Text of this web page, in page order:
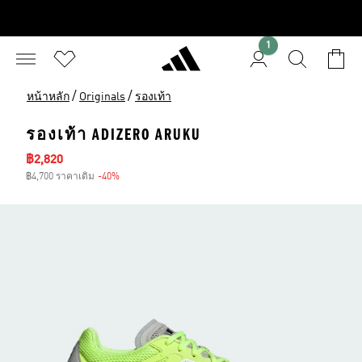
1
หน้าหลัก / Originals / รองเท้า
รองเท้า ADIZERO ARUKU
ราคาลด
฿2,820
฿4,700 ราคาเดิม -40%